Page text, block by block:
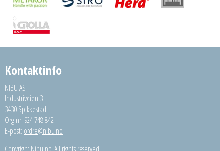
Kontaktinfo
NIBU AS
Industriveien 3
3430 Spikkestad
Org.nr: 924 748 842
E-post: ordre@nibu.no
Copyright Nibu.no. All rights reserved.